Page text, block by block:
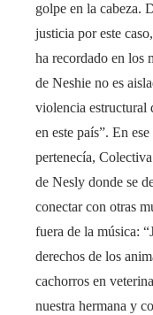
golpe en la cabeza.
justicia por este
ha recordado en los
de Neshie no es
violencia estructural
en este país”. En
pertenecía,
de Nesly donde se
conectar con otras
fuera de la música:
derechos de los
cachorros en
nuestra hermana y